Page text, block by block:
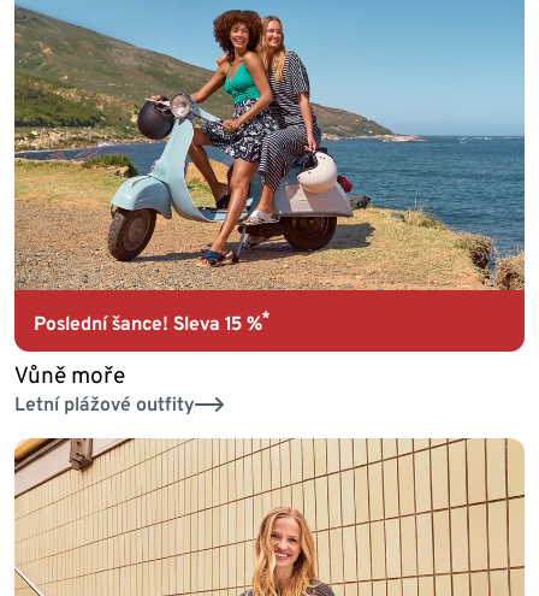
Poslední šance! Sleva 15 %*
Vůně moře
Letní plážové outfity